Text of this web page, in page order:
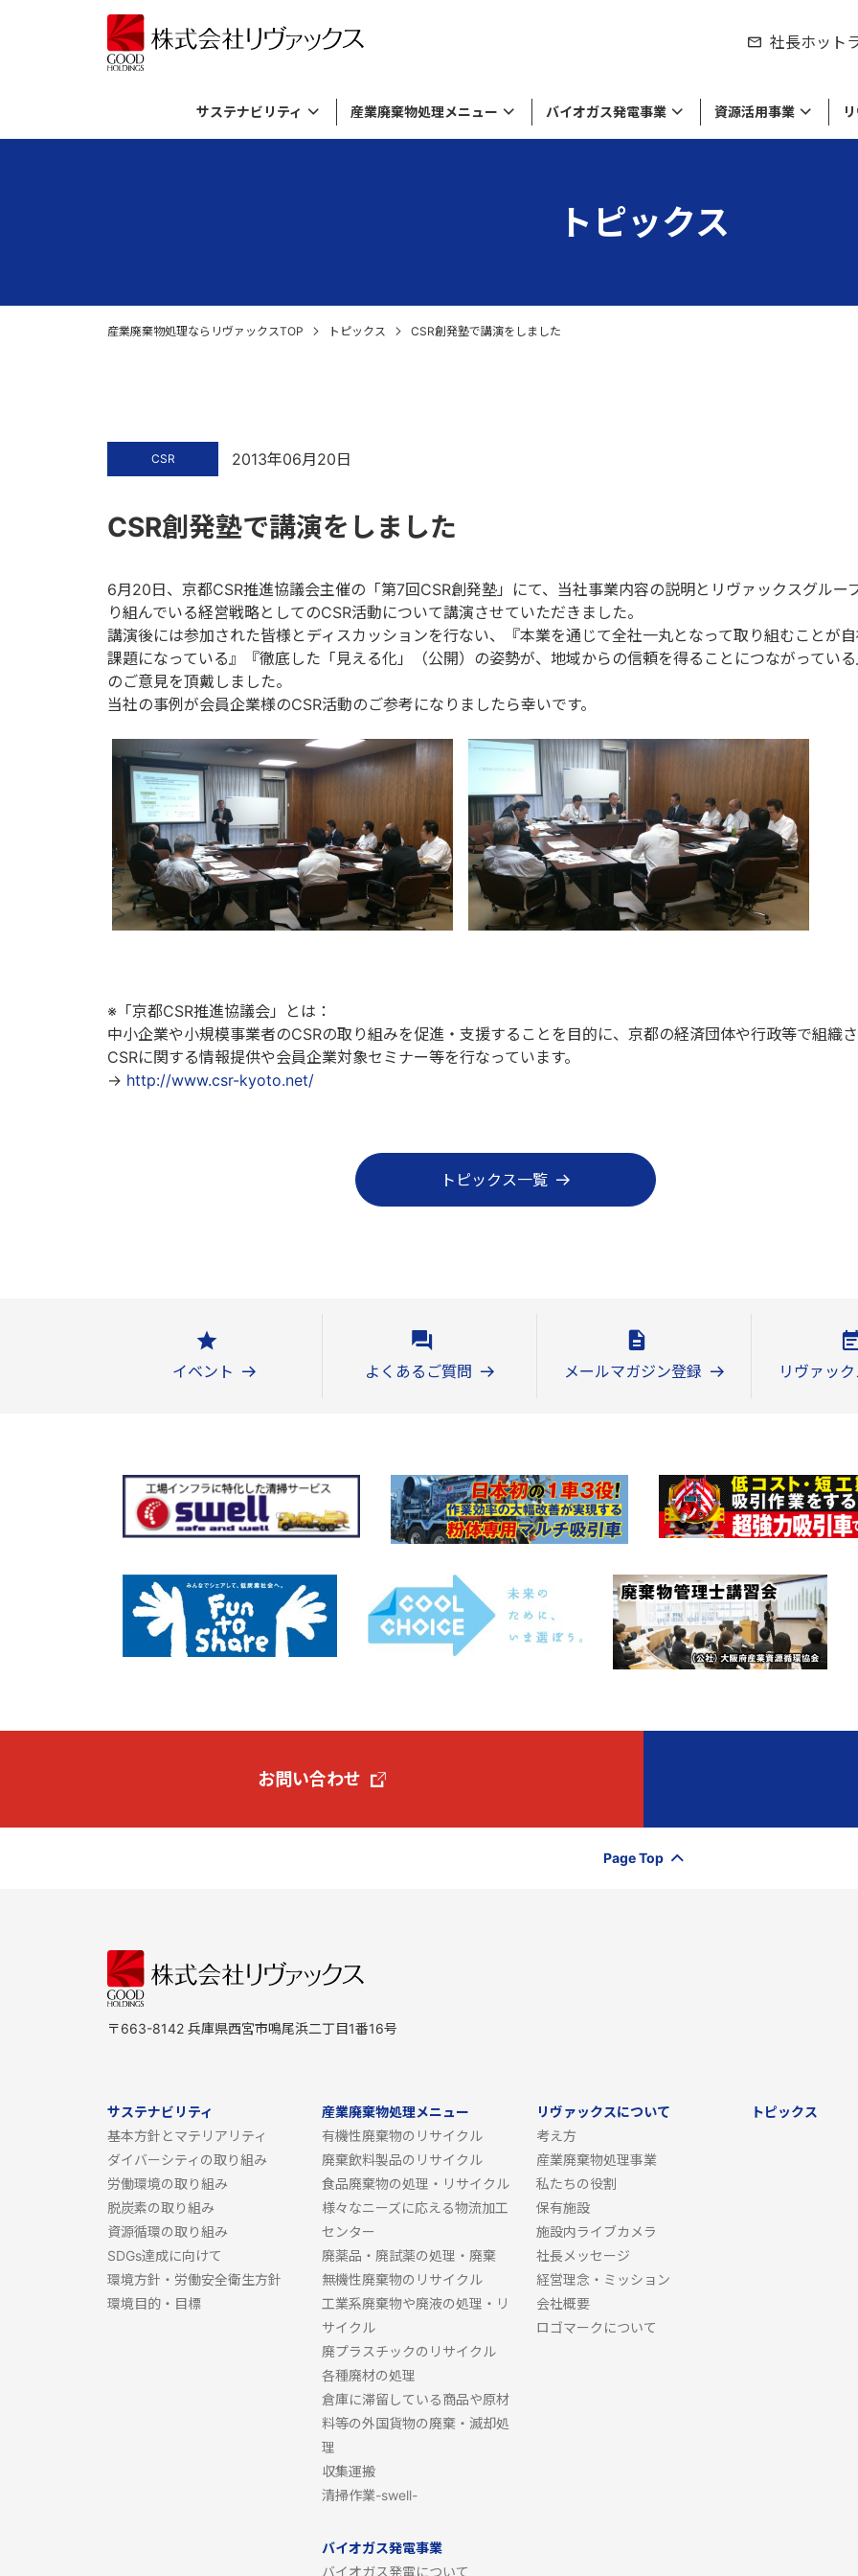
サステナビリティ
労働環境の取り組み
産業廃棄物処理メニュー
食品廃棄物の処理・リサイクル
各種廃材の処理
収集運搬
バイオガス発電事業 資源活用事業
私たちの役割
ロゴマークについて
社長ホット
トピックス
産業廃棄物処理ならリヴァックスTOP トピックス CSR創発塾で講演をしました
CSR創発塾で講演をしました
CSR 2013年06月20日
6月20日、京都CSR推進協議会主催の「第7回CSR創発塾」にて、当社事業内容の説明とリヴァックスグルー
り組んでいる経営戦略としてのCSR活動について講演させていただきました。
講演後には参加された皆様とディスカッションを行ない、『本業を通じて全社一丸となって取り組むことが
課題になっている』『徹底した「見える化」（公開）の姿勢が、地域からの信頼を得ることにつながってい
のご意見を頂戴しました。
当社の事例が会員企業様のCSR活動のご参考になりましたら幸いです。
※「京都CSR推進協議会」とは：
中小企業や小規模事業者のCSRの取り組みを促進・支援することを目的に、京都の経済団体や行政等で組織
CSRに関する情報提供や会員企業対象セミナー等を行なっています。
→ http://www.csr-kyoto.net/
トピックス一覧
イベント よくあるご質問 メールマガジン登録 リヴァッ
お問い合わせ
Page Top
〒663-8142 兵庫県西宮市鳴尾浜二丁目1番16号
サステナビリティ
基本方針とマテリアリティ
ダイバーシティの取り組み
労働環境の取り組み
脱炭素の取り組み
資源循環の取り組み
SDGs達成に向けて
環境方針・労働安全衛生方針
環境目的・目標
産業廃棄物処理メニュー
有機性廃棄物のリサイクル
廃棄飲料製品のリサイクル
食品廃棄物の処理・リサイクル
様々なニーズに応える物流加工
センター
廃薬品・廃試薬の処理・廃棄
無機性廃棄物のリサイクル
工業系廃棄物や廃液の処理・リ
サイクル
廃プラスチックのリサイクル
各種廃材の処理
倉庫に滞留している商品や原材
料等の外国貨物の廃棄・滅却処
理
収集運搬
清掃作業-swell-
バイオガス発電事業
バイオガス発電について
リヴァックスについて
考え方
産業廃棄物処理事業
私たちの役割
保有施設
施設内ライブカメラ
社長メッセージ
経営理念・ミッション
会社概要
ロゴマークについて
トピックス